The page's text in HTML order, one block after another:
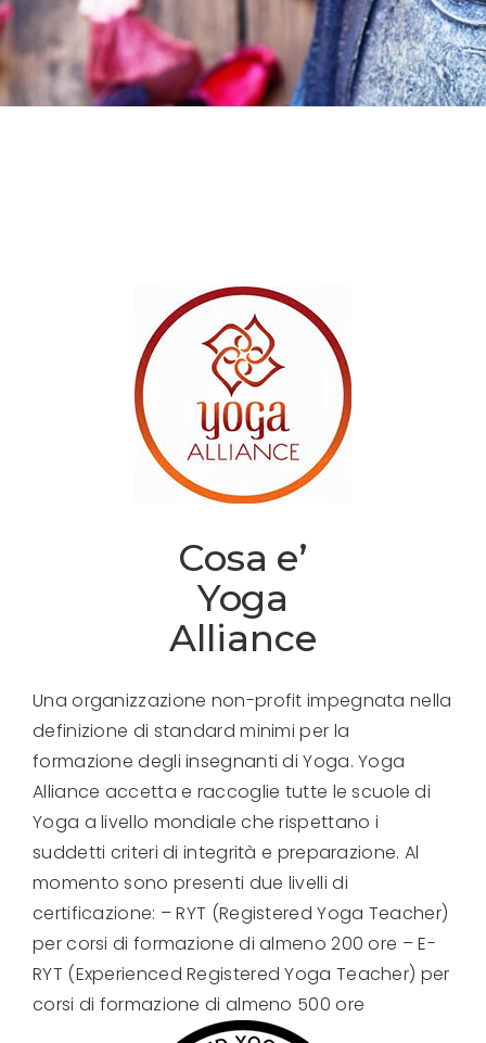
Cosa e’
Yoga
Alliance
Una organizzazione non-profit impegnata nella
definizione di standard minimi per la
formazione degli insegnanti di Yoga. Yoga
Alliance accetta e raccoglie tutte le scuole di
Yoga a livello mondiale che rispettano i
suddetti criteri di integrità e preparazione. Al
momento sono presenti due livelli di
certificazione: – RYT (Registered Yoga Teacher)
per corsi di formazione di almeno 200 ore – E-
RYT (Experienced Registered Yoga Teacher) per
corsi di formazione di almeno 500 ore